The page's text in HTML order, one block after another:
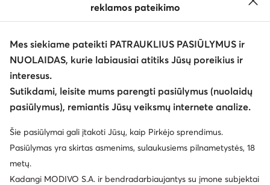
TOUS
Auskarai · Juoda · Sidabras 925
83,95€
TOUS
Auskarai · Tamsiai mėlyna · Sidabras 925
reklamos pateikimo
Mes siekiame pateikti PATRAUKLIUS PASIŪLYMUS ir
NUOLAIDAS, kurie labiausiai atitiks Jūsų poreikius ir
interesus.
Sutikdami, leisite mums parengti pasiūlymus (nuolaidų
pasiūlymus), remiantis Jūsų veiksmų internete analize.
Šie pasiūlymai gali įtakoti Jūsų, kaip Pirkėjo sprendimus.
Pasiūlymas yra skirtas asmenims, sulaukusiems pilnametystės, 18
metų.
Kadangi MODIVO S.A. ir bendradarbiaujantys su įmone subjektai